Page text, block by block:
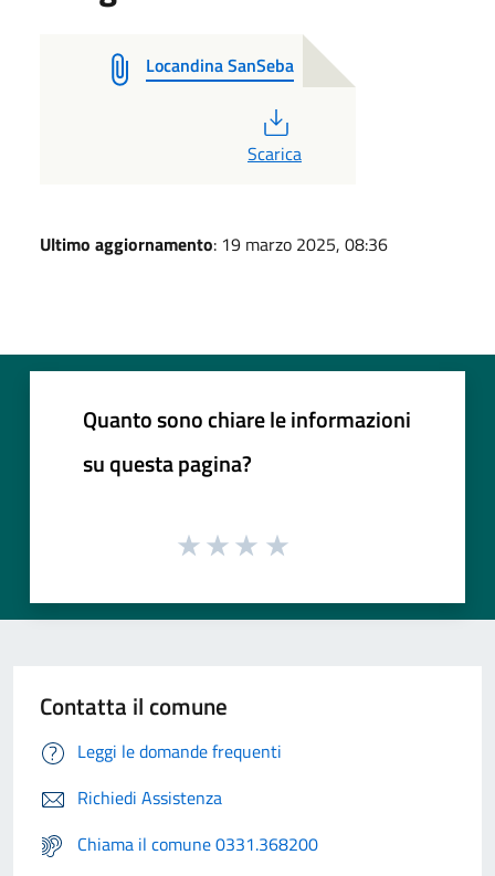
Locandina SanSeba
Scarica
Ultimo aggiornamento: 19 marzo 2025, 08:36
Quanto sono chiare le informazioni
su questa pagina?
Contatta il comune
Leggi le domande frequenti
Richiedi Assistenza
Chiama il comune 0331.368200